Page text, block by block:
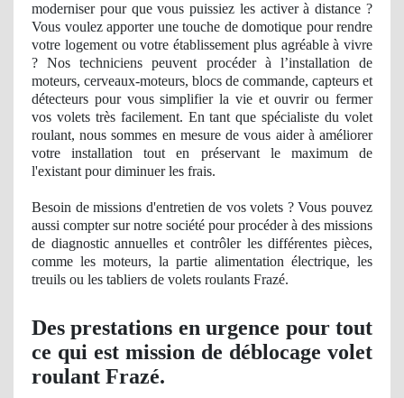
moderniser pour que vous puissiez les activer à distance ?
Vous voulez apporter une touche de domotique pour rendre
votre logement ou votre établissement plus agréableà vivre
? Nos techniciens peuvent procéder à l’installation de
moteurs, cerveaux-moteurs, blocs de commande, capteurs et
détecteurs pour vous simplifier la vie et ouvrir ou fermer
vos volets très facilement. En tantque spécialiste du volet
roulant, nous sommes en mesure de vous aider à améliorer
votre installation tout en préservant le maximum de
l'existant pour diminuer les frais.
Besoin de missions d'entretien de vos volets ? Vous pouvez
aussi compter sur notre société pour procéder à des missions
de diagnosticannuelles et contrôler les différentes pièces,
comme les moteurs, la partie alimentation électrique, les
treuils ou les tabliers de volets roulants Frazé.
Des prestations en urgence pour tout
ce qui est mission de déblocage volet
roulant Frazé.